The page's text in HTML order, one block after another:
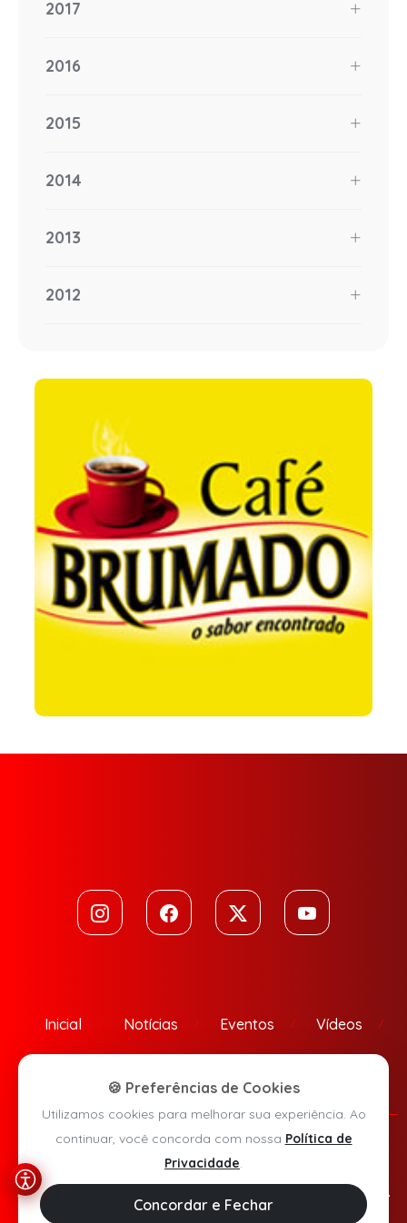
2017
2016
2015
2014
2013
2012
Inicial Notícias Eventos Vídeos
Política de Privacidade
Agora Sudoeste © 2026 - Todos os direitos reservados.
🍪 Preferências de Cookies
Utilizamos cookies para melhorar sua experiência. Ao
continuar, você concorda com nossa Política de
Privacidade.
Concordar e Fechar